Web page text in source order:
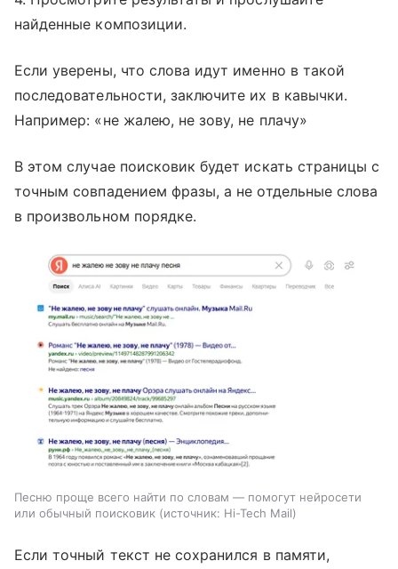
найденные композиции.
Если уверены, что слова идут именно в такой
последовательности, заключите их в кавычки.
Например: «не жалею, не зову, не плачу»
В этом случае поисковик будет искать страницы с
точным совпадением фразы, а не отдельные слова
в произвольном порядке.
Песню проще всего найти по словам — помогут нейросети
или обычный поисковик
источник: Hi-Tech Mail
Если точный текст не сохранился в памяти,